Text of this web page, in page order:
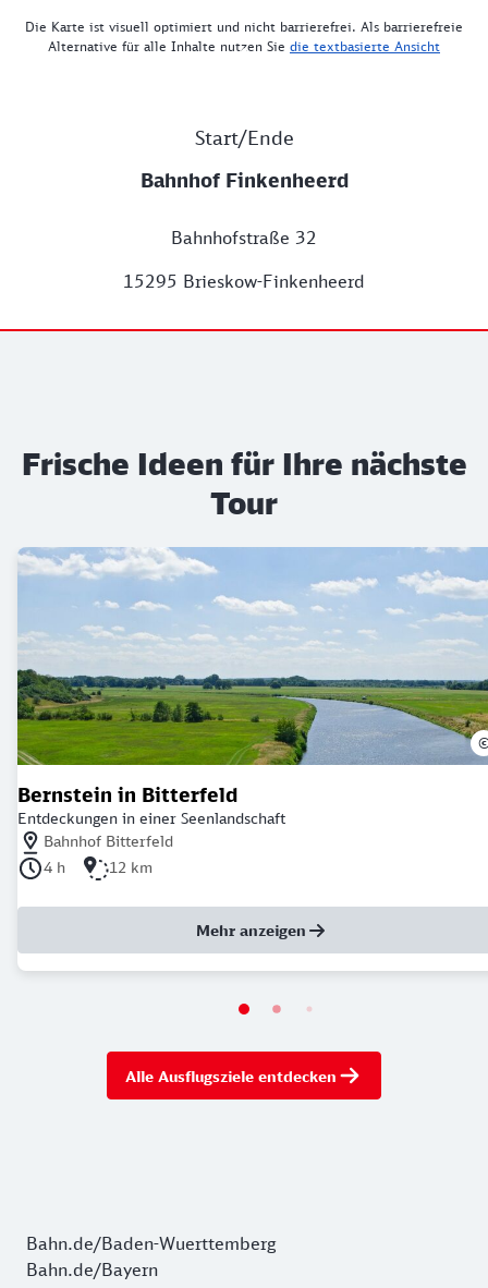
Die Karte ist visuell optimiert und nicht barrierefrei. Als barrierefreie
Alternative für alle Inhalte nutzen Sie die textbasierte Ansicht
Start/Ende
Bahnhof Finkenheerd
Bahnhofstraße 32
15295 Brieskow-Finkenheerd
Frische Ideen für Ihre nächste
Tour
Bernstein in Bitterfeld
Entdeckungen in einer Seenlandschaft
Nächstgelegener Bahnhof: Bahnhof Bitterfeld
Bahnhof Bitterfeld
Dauer der Tour: 4 Stunden
4 h Länge der Tour: 12 Kilometer
12 km
Mehr anzeigen
Alle Ausflugsziele entdecken
Bahn.de/Baden-Wuerttemberg
Bahn.de/Bayern